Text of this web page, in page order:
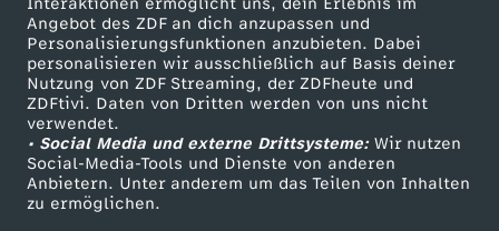
Interaktionen ermöglicht uns, dein Erlebnis im
Angebot des ZDF an dich anzupassen und
Personalisierungsfunktionen anzubieten. Dabei
personalisieren wir ausschließlich auf Basis deiner
Nutzung von ZDF Streaming, der ZDFheute und
ZDFtivi. Daten von Dritten werden von uns nicht
verwendet.
• Social Media und externe Drittsysteme:Wir nutzen
Social-Media-Tools und Dienste von anderen
Anbietern. Unter anderem um das Teilen von Inhalten
zu ermöglichen.
u
f
V
e
TV-Programm
ZDF Unternehmen
Karriere